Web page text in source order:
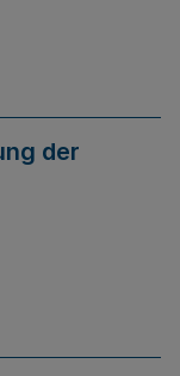
der